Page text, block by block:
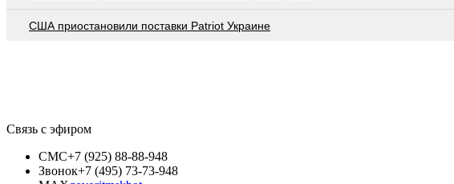
США приостановили поставки Patriot Украине
Связь с эфиром
СМС+7 (925) 88-88-948
Звонок+7 (495) 73-73-948